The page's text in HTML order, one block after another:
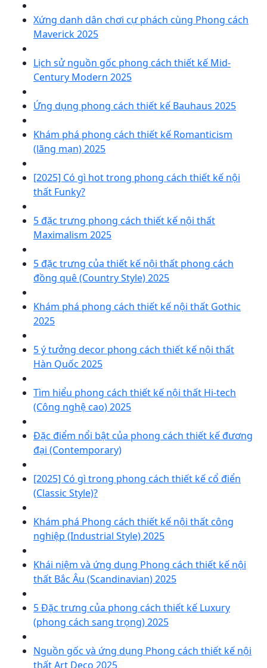
Xứng danh dân chơi cự phách cùng Phong cách
Maverick 2025
Lịch sử nguồn gốc phong cách thiết kế Mid-
Century Modern 2025
Ứng dụng phong cách thiết kế Bauhaus 2025
Khám phá phong cách thiết kế Romanticism
(lãng mạn) 2025
[2025] Có gì hot trong phong cách thiết kế nội
thất Funky?
5 đặc trưng phong cách thiết kế nội thất
Maximalism 2025
5 đặc trưng của thiết kế nội thất phong cách
đồng quê (Country Style) 2025
Khám phá phong cách thiết kế nội thất Gothic
2025
5 ý tưởng decor phong cách thiết kế nội thất
Hàn Quốc 2025
Tìm hiểu phong cách thiết kế nội thất Hi-tech
(Công nghệ cao) 2025
Đặc điểm nổi bật của phong cách thiết kế đương
đại (Contemporary)
[2025] Có gì trong phong cách thiết kế cổ điển
(Classic Style)?
Khám phá Phong cách thiết kế nội thất công
nghiệp (Industrial Style) 2025
Khái niệm và ứng dụng Phong cách thiết kế nội
thất Bắc Âu (Scandinavian) 2025
5 Đặc trưng của phong cách thiết kế Luxury
(phong cách sang trọng) 2025
Nguồn gốc và ứng dụng Phong cách thiết kế nội
thất Art Deco 2025